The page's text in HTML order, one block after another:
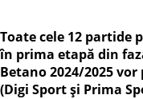
Toate cele 12 partide
în prima etapă din
Betano 2024/2025
(Digi Sport și Prima